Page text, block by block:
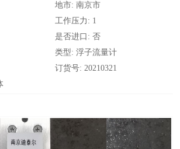
地市: 南京市
工作压力: 1
是否进口: 否
类型: 浮子流量计
订货号: 20210321